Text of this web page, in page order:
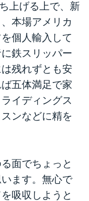
上げる上で、新
本場アメリカ
個人輸入して
鉄スリッパー
残れずとも安
五体満足で家
イディングス
ンなどに精を
面でちょっと
ます。無心で
吸収しようと